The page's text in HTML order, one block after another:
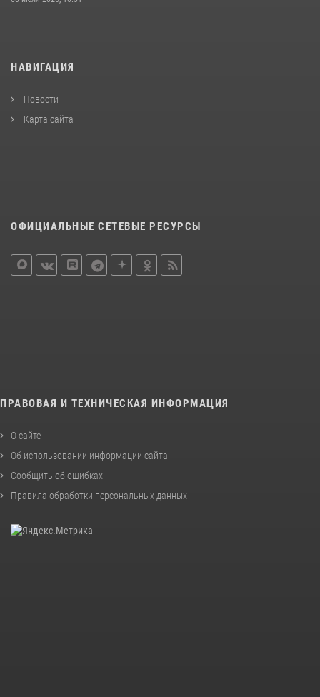
НАВИГАЦИЯ
Новости
Карта сайта
ОФИЦИАЛЬНЫЕ СЕТЕВЫЕ РЕСУРСЫ
ПРАВОВАЯ И ТЕХНИЧЕСКАЯ ИНФОРМАЦИЯ
О сайте
Об использовании информации сайта
Сообщить об ошибках
Правила обработки персональных данных